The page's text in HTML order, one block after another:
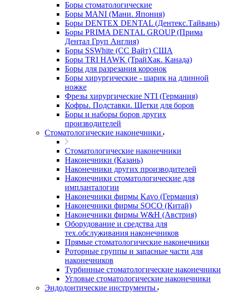
Боры стоматологические
Боры MANI (Мани. Япония)
Боры DENTEX DENTAL (Дентекс.Тайвань)
Боры PRIMA DENTAL GROUP (Прима
Дентал Груп Англия)
Боры SSWhite (СС Вайт) США
Боры TRI HAWK (ТрайХак. Канада)
Боры для разрезания коронок
Боры хирургические - шарик на длинной
ножке
Фрезы хирургические NTI (Германия)
Кофры. Подставки. Щетки для боров
Боры и наборы боров других
производителей
Стоматологические наконечники
Стоматологические наконечники
Наконечники (Казань)
Наконечники других производителей
Наконечники стоматологические для
импланталогии
Наконечники фирмы Kavo (Германия)
Наконечники фирмы SOCO (Китай)
Наконечники фирмы W&H (Австрия)
Оборудование и средства для
тех.обслуживания наконечников
Прямые стоматологические наконечники
Роторные группы и запасные части для
наконечников
Турбинные стоматологические наконечники
Угловые стоматологические наконечники
Эндодонтические инструменты